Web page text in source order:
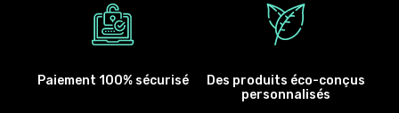
Paiement 100% sécurisé
Des produits éco-conçus
personnalisés